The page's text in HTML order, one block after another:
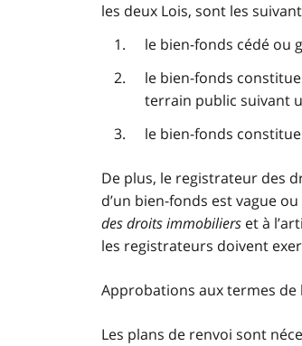
les deux Lois, sont les
le bien-fonds cédé ou
le bien-fonds constitue
terrain public suivant
le bien-fonds
De plus, le registrateur des
d’un bien-fonds est vague
des droits immobiliers et à
les registrateurs doivent
Approbations aux termes de
Les plans de renvoi sont